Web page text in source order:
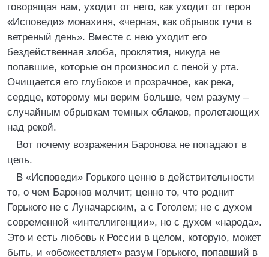
говорящая нам, уходит от него, как уходит от героя
«Исповеди» монахиня, «черная, как обрывок тучи в
ветреный день». Вместе с нею уходит его
бездейственная злоба, проклятия, никуда не
попавшие, которые он произносил с пеной у рта.
Очищается его глубокое и прозрачное, как река,
сердце, которому мы верим больше, чем разуму –
случайным обрывкам темных облаков, пролетающих
над рекой.
Вот почему возражения Баронова не попадают в
цель.
В «Исповеди» Горького ценно в действительности
то, о чем Баронов молчит; ценно то, что роднит
Горького не с Луначарским, а с Гоголем; не с духом
современной «интеллигенции», но с духом «народа».
Это и есть любовь к России в целом, которую, может
быть, и «обожествляет» разум Горького, попавший в